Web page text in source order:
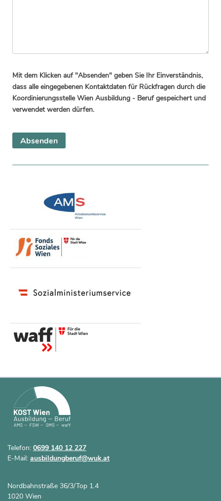
Mit dem Klicken auf "Absenden" geben Sie Ihr Einverständnis,
dass alle eingegebenen Kontaktdaten für Rückfragen durch die
Koordinierungsstelle Wien Ausbildung - Beruf gespeichert und
verwendet werden dürfen.
Nordbahnstraße 36/3/Top 1.4
1020 Wien
Telefon: 0699 140 12 227
E-Mail: ausbildungberuf@wuk.at